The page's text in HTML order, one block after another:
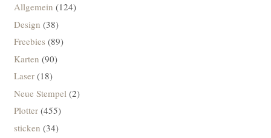
Allgemein (124)
Design (38)
Freebies (89)
Karten (90)
Laser(18)
Neue Stempel (2)
Plotter(455)
sticken (34)